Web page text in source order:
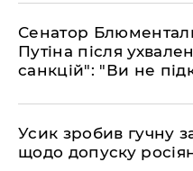
Сенатор
Путіна після
санкцій": "Ви не
Усик зробив гучну
щодо допуску